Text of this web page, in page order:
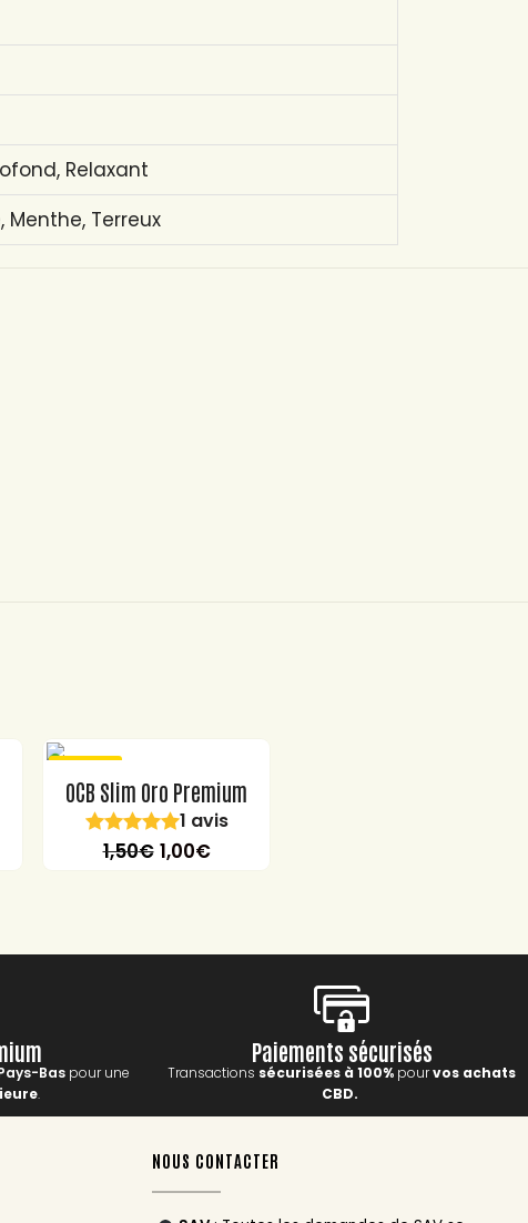
Relaxant
Menthe, Terreux
PROMO
OCB Slim Oro Premium
1 avis
1,50€ 1,00€
Baspour une
.
Paiements sécurisés
Transactions sécurisées à 100% pourvos achats
CBD.
NOUS CONTACTER